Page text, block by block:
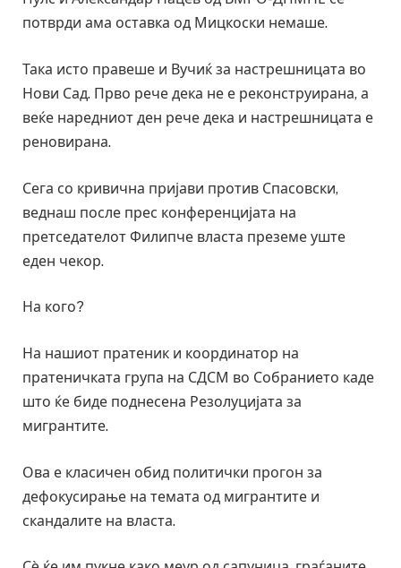
потврди ама оставка од Мицкоски немаше.
Така исто правеше и Вучиќ за настрешницата во
Нови Сад. Прво рече дека не е реконструирана, а
веќе наредниот ден рече дека и настрешницата е
реновирана.
Сега со кривична пријави против Спасовски,
веднаш после прес конференцијата на
претседателот Филипче власта преземе уште
еден чекор.
На кого?
На нашиот пратеник и координатор на
пратеничката група на СДСМ во Собранието каде
што ќе биде поднесена Резолуцијата за
мигрантите.
Ова е класичен обид политички прогон за
дефокусирање на темата од мигрантите и
скандалите на власта.